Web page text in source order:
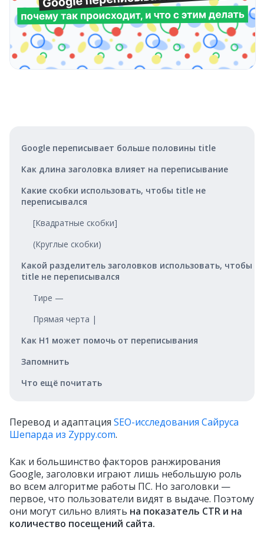
Google переписывает больше половины title
Как длина заголовка влияет на переписывание
Какие скобки использовать, чтобы title не
переписывался
[Квадратные скобки]
(Круглые скобки)
Какой разделитель заголовков использовать, чтобы
title не переписывался
Тире —
Прямая черта |
Как H1 может помочь от переписывания
Запомнить
Что ещё почитать
Перевод и адаптация SEO-исследования Сайруса
Шепарда из Zyppy.com.
Как и большинство факторов ранжирования
Google, заголовки играют лишь небольшую роль
во всем алгоритме работы ПС. Но заголовки —
первое, что пользователи видят в выдаче. Поэтому
они могут сильно влиять на показатель CTR и на
количество посещений сайта.